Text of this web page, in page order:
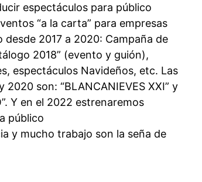
espectáculos para público
“a la carta” para empresas
2017 a 2020: Campaña de
2018” (evento y guión),
espectáculos Navideños, etc. Las
son: “BLANCANIEVES XXI” y
Y en el 2022 estrenaremos
público
y mucho trabajo son la seña de